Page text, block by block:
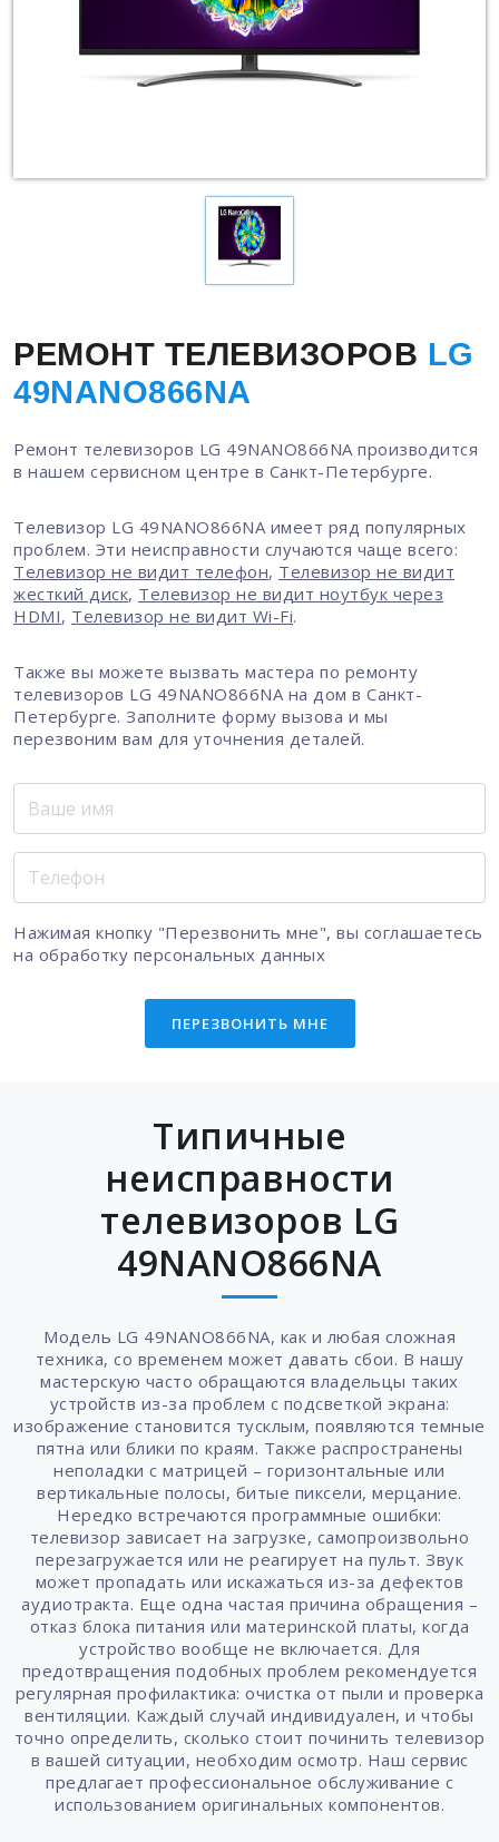
РЕМОНТ ТЕЛЕВИЗОРОВ LG
49NANO866NA
Ремонт телевизоров LG 49NANO866NA производится
в нашем сервисном центре в Санкт-Петербурге.
Телевизор LG 49NANO866NA имеет ряд популярных
проблем. Эти неисправности случаются чаще всего:
Телевизор не видит телефон, Телевизор не видит
жесткий диск, Телевизор не видит ноутбук через
HDMI, Телевизор не видит Wi-Fi.
Также вы можете вызвать мастера по ремонту
телевизоров LG 49NANO866NA на дом в Санкт-
Петербурге. Заполните форму вызова и мы
перезвоним вам для уточнения деталей.
Нажимая кнопку "Перезвонить мне", вы соглашаетесь
на обработку персональных данных
ПЕРЕЗВОНИТЬ МНЕ
Типичные
неисправности
телевизоров LG
49NANO866NA
Модель LG 49NANO866NA, как и любая сложная
техника, со временем может давать сбои. В нашу
мастерскую часто обращаются владельцы таких
устройств из-за проблем с подсветкой экрана:
изображение становится тусклым, появляются темные
пятна или блики по краям. Также распространены
неполадки с матрицей – горизонтальные или
вертикальные полосы, битые пиксели, мерцание.
Нередко встречаются программные ошибки:
телевизор зависает на загрузке, самопроизвольно
перезагружается или не реагирует на пульт. Звук
может пропадать или искажаться из-за дефектов
аудиотракта. Еще одна частая причина обращения –
отказ блока питания или материнской платы, когда
устройство вообще не включается. Для
предотвращения подобных проблем рекомендуется
регулярная профилактика: очистка от пыли и проверка
вентиляции. Каждый случай индивидуален, и чтобы
точно определить, сколько стоит починить телевизор
в вашей ситуации, необходим осмотр. Наш сервис
предлагает профессиональное обслуживание с
использованием оригинальных компонентов.